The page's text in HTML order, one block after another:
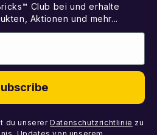
Club bei und erhalte
Aktionen und mehr...
du unsererDatenschutzrichtlinie zu